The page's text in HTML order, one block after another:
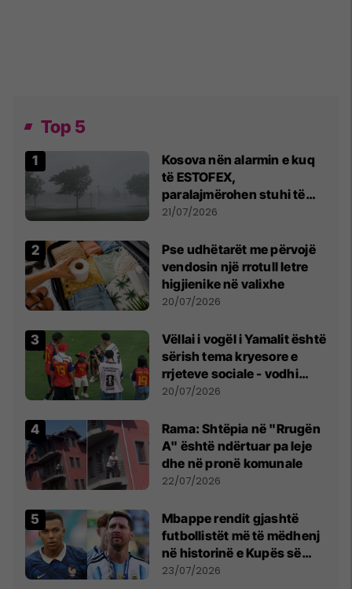
Top 5
Kosova nën alarmin e kuq
të ESTOFEX,
paralajmërohen stuhi të
fuqishme me breshër dhe
21/07/2026
Pse udhëtarët me përvojë
vendosin një rrotull letre
higjienike në valixhe
20/07/2026
Vëllai i vogël i Yamalit është
sërish tema kryesore e
rrjeteve sociale - vodhi
vëmendjen pas finales së
20/07/2026
Rama: Shtëpia në "Rrugën
A" është ndërtuar pa leje
dhe në pronë komunale
22/07/2026
Mbappe rendit gjashtë
futbollistët më të mëdhenj
në historinë e Kupës së
Botës, Messi mbetet i dyti
23/07/2026